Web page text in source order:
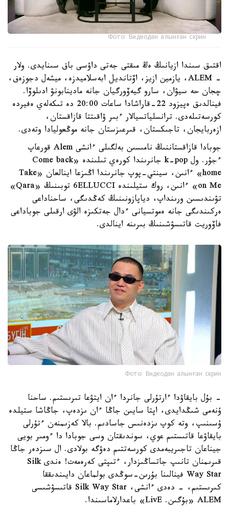
Фото: Видеодан алынған скрин
اقتىق سىندا ازيانىڭ ەڭ مىقتى جەتى داۋسى باق سىنايدى. ولار
- ALEM، يازمين ازيز، اۆتانديل ابەسلاميدزە، ميشەل دجوزەف،
چجان حە سيۋان، سارو گيەۆورگيان جانە مادينابونۋ ادىلوۆا.
فينالدىق ەپيزود 22-قاراشادا ساعات 20:00 دە تىكەلەي ەفيردە
كورسەتىلەدى. ترانسلياتسيالار ءبىر ۋاقىتتا قازاقستان،
ازەربايجان، تاجىكستان، قىرعىزستان جانە موڭعوليادا وتەدى.
جوبادا قازاقستاننىڭ نامىسىن بەلگىلى ءانشى Alem قورعاپ
ءجۇر. ول k-pop جانرىندا كورەي تىلىندە «Come back
home» ءانىن، سينتي-پوپ جانرىندا اڭىزعا اينالعان «Take
on Me» ءانىن، روك ستيلىندە 6ELLUCCI توبىنىڭ «Qara»
تۋىندىسىن ورىنداپ، دياپازونىنىڭ كەڭدىگى، ساحناداعى
ەركىندىگى جانە ەموتسيانى ءدال جەتكىزە الۋى ارقىلى جوباداعى
فاۆوريت قاتىسۋشىنىڭ بىرىنە اينالدى.
Фото: Видеодан алынған скрин
- بۇل بايقاۋدا ءارتۇرلى جانردا ءان ايتۋعا تىرىستىم. ساحنا
ۇنەمى شىڭدايدى، اپتا سايىن جاڭا ءان ىزدەپ، جاڭاشا ستيلدە
ۇسىنىپ، وتە كوپ ىزدەنىس جاسادىم. بالا كەزىمنەن ءتۇرلى
بايقاۋعا قاتىستىم عوي، سوندىقتان وسى جوبادا دا ءومىر بويى
جيناعان تاجىريبەمدى كورسەتتىم دەۋگە بولادى. ال سىزدەر جاڭا
قىرىمنان تانىپ جاتساڭىزدار، ءتىپتى كەرەمەت! ەندى Silk
Way Star فينالىنا بۇرىن-سوڭدى بولماعان دايىندىققا
كىرىستىم، - دەدى ءانشى، Silk Way Star قاتىسۋشىسى
ALEM «بۇگىن. LivE» باعدارلاماسىندا.